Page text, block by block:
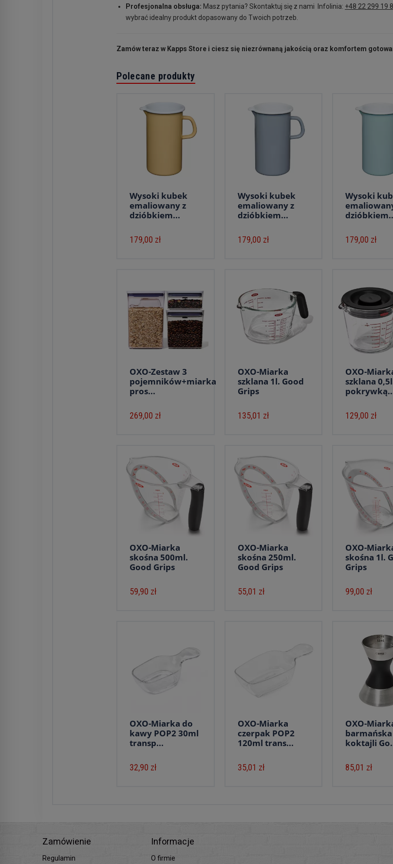
Profesjonalna obsługa: Masz pytania? Skontaktuj się z nami Infolinia: +48 22 299 19
wybrać idealny produkt dopasowany do Twoich potrzeb.
Zamów teraz w Kapps Store i ciesz się niezrównaną jakością oraz komfortem
Polecane produkty
Wysoki kubek
emaliowany z
dzióbkiem...
179,00 zł
Wysoki kubek
emaliowany z
dzióbkiem...
179,00 zł
Wysoki
179,00 zł
OXO-Zestaw 3
pojemników+miarka
pros...
269,00 zł
OXO-Miarka
szklana 1l. Good
Grips
135,01 zł
OXO-
szklana
129,00 zł
OXO-Miarka
skośna 500ml.
Good Grips
59,90 zł
OXO-Miarka
skośna 250ml.
Good Grips
55,01 zł
OXO-
skośna 1l.
Grips
99,00 zł
OXO-Miarka do
kawy POP2 30ml
transp...
32,90 zł
OXO-Miarka
czerpak POP2
120ml trans...
35,01 zł
OXO-
koktajli
85,01 zł
Zamówienie
Regulamin
Informacje
O firmie